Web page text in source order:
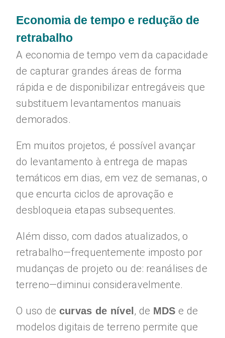
Economia de tempo e redução de
retrabalho
A economia de tempo vem da capacidade
de capturar grandes áreas de forma
rápida e de disponibilizar entregáveis que
substituem levantamentos manuais
demorados.
Em muitos projetos, é possível avançar
do levantamento à entrega de mapas
temáticos em dias, em vez de semanas, o
que encurta ciclos de aprovação e
desbloqueia etapas subsequentes.
Além disso, com dados atualizados, o
retrabalho—frequentemente imposto por
mudanças de projeto ou de: reanálises de
terreno—diminui consideravelmente.
O uso de curvas de nível , de MDS e de
modelos digitais de terreno permite que